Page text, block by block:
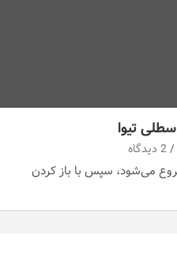
تیوا
2 دیدگاه
می‌شود، سپس با باز کردن